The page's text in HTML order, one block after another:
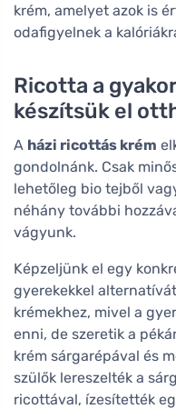
krém, amelyet azok is
odafigyelnek a
Ricotta a
készítsük el
A házi ricottás krém
gondolnánk. Csak
lehetőleg bio tejből
néhány további
vágyunk.
Képzeljünk el egy
gyerekekkel
krémekhez, mivel a
enni, de szeretik a
krém sárgarépával és
szülők lereszelték a
ricottával, ízesítették